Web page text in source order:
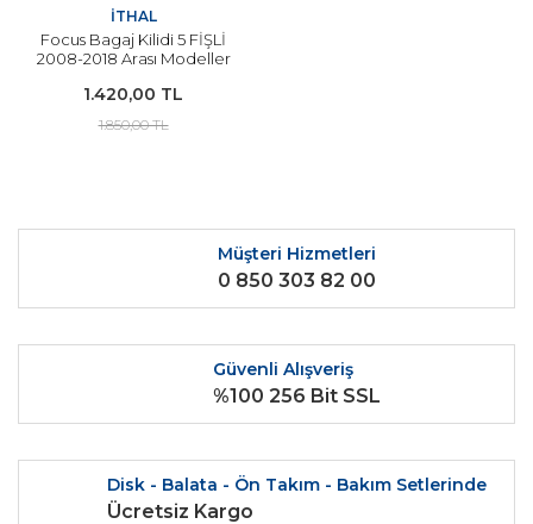
İTHAL
Focus Bagaj Kilidi 5 FİŞLİ
2008-2018 Arası Modeller
1.420,00 TL
1.850,00 TL
Müşteri Hizmetleri
0 850 303 82 00
Güvenli Alışveriş
%100 256 Bit SSL
Disk - Balata - Ön Takım - Bakım Setlerinde
Ücretsiz Kargo